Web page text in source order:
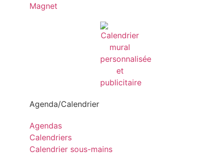
Magnet
Agenda/Calendrier
Agendas
Calendriers
Calendrier sous-mains